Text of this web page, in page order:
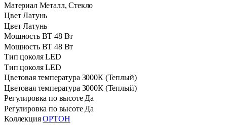
Материал Металл, Стекло
Цвет Латунь
Цвет Латунь
Мощность ВТ 48 Вт
Мощность ВТ 48 Вт
Тип цоколя LED
Тип цоколя LED
Цветовая температура 3000К (Теплый)
Цветовая температура 3000К (Теплый)
Регулировка по высоте Да
Регулировка по высоте Да
Коллекция ОРТОН